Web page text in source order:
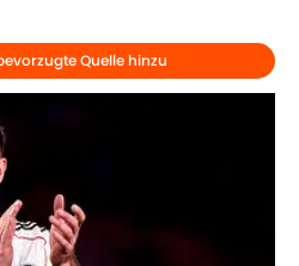
Quelle hinzu